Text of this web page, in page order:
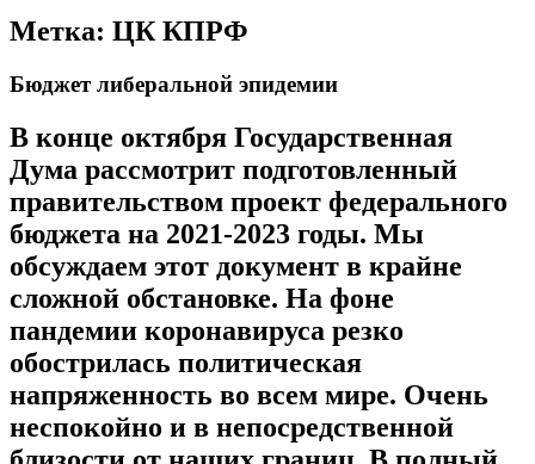
Метка: ЦК КПРФ
Бюджет либеральной эпидемии
В конце октября Государственная
Дума рассмотрит подготовленный
правительством проект федерального
бюджета на 2021-2023 годы. Мы
обсуждаем этот документ в крайне
сложной обстановке. На фоне
пандемии коронавируса резко
обострилась политическая
напряженность во всем мире. Очень
неспокойно и в непосредственной